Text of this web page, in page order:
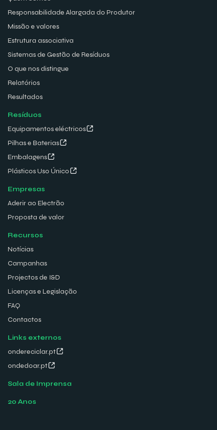
Responsabilidade Alargada do Produtor
Missão e valores
Estrutura associativa
Sistemas de Gestão de Resíduos
O que nos distingue
Relatórios
Resultados
Resíduos
Equipamentos eléctricos
Pilhas e Baterias
Embalagens
Plásticos Uso Único
Empresas
Aderir ao Electrão
Proposta de valor
Recursos
Notícias
Campanhas
Projectos de I&D
Licenças e Legislação
FAQ
Contactos
Links externos
ondereciclar.pt
ondedoar.pt
Sala de Imprensa
20 Anos